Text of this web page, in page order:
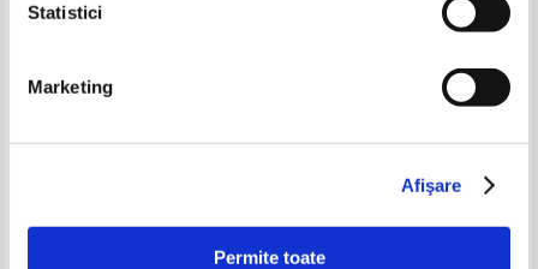
Statistici
Marketing
Afişare
Permite toate
Pret:
Lei